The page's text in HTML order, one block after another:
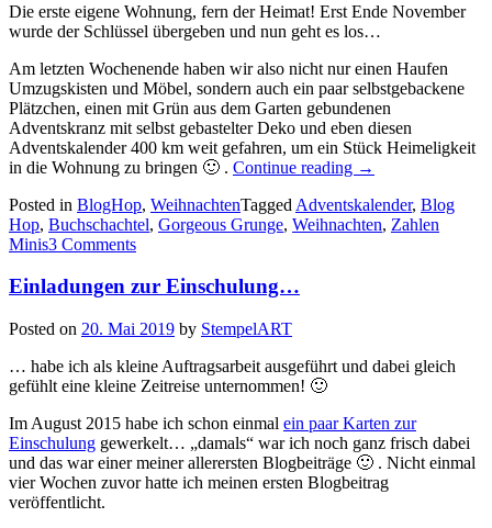
Die erste eigene Wohnung, fern der Heimat! Erst Ende November
wurde der Schlüssel übergeben und nun geht es los…
Am letzten Wochenende haben wir also nicht nur einen Haufen
Umzugskisten und Möbel, sondern auch ein paar selbstgebackene
Plätzchen, einen mit Grün aus dem Garten gebundenen
Adventskranz mit selbst gebastelter Deko und eben diesen
Adventskalender 400 km weit gefahren, um ein Stück Heimeligkeit
in die Wohnung zu bringen 🙂 . Continue reading „Team
Hop:
ein
→
Posted in BlogHop, WeihnachtenTagged Adventskalender, Blog
Hop, Buchschachtel, Gorgeous Grunge, Weihnachten, Zahlen
Minis3 Comments
Einladungen zur Einschulung…
Posted on 20. Mai 2019 by StempelART
… habe ich als kleine Auftragsarbeit ausgeführt und dabei gleich
gefühlt eine kleine Zeitreise unternommen! 🙂
Im August 2015 habe ich schon einmal ein paar Karten zur
Einschulung gewerkelt… „damals“ war ich noch ganz frisch dabei
und das war einer meiner allerersten Blogbeiträge 🙂 . Nicht einmal
vier Wochen zuvor hatte ich meinen ersten Blogbeitrag
veröffentlicht.